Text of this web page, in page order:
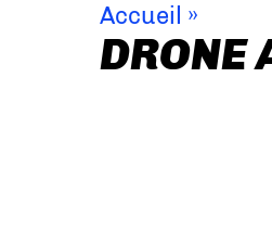
Accueil »
DRONE